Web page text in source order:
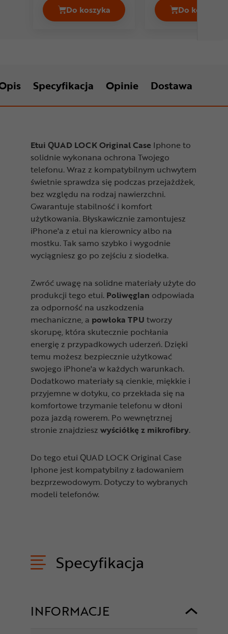
Do koszyka
Etui SP CONNECT IPhone Cena
Do koszyka
Etui
Specyfikacja Opinie Dostawa
Etui QUAD LOCK Original Case Iphone to
solidnie wykonana ochrona Twojego
telefonu. Wraz z kompatybilnym uchwytem
świetnie sprawdza się podczas przejażdżek,
bez względu na rodzaj nawierzchni.
Gwarantuje stabilność i komfort
użytkowania. Błyskawicznie zamontujesz
iPhone'a z etui na kierownicy albo na
mostku. Tak samo szybko i wygodnie
wyciągniesz go po zejściu z siodełka.
Zwróć uwagę na solidne materiały użyte do
produkcji tego etui. Poliwęglan odpowiada
za odporność na uszkodzenia
mechaniczne, a powłoka TPU tworzy
skorupę, która skutecznie pochłania
energię z przypadkowych uderzeń. Dzięki
temu możesz bezpiecznie użytkować
swojego iPhone'a w każdych warunkach.
Dodatkowo materiały są cienkie, miękkie i
przyjemne w dotyku, co przekłada się na
komfortowe trzymanie telefonu w dłoni
poza jazdą rowerem. Po wewnętrznej
stronie znajdziesz wyściółkę z mikrofibry.
Do tego etui QUAD LOCK Original Case
Iphone jest kompatybilny z ładowaniem
bezprzewodowym. Dotyczy to wybranych
modeli telefonów.
Specyfikacja
INFORMACJE